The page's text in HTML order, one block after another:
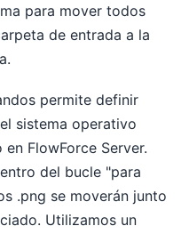
para mover todos
de entrada a la
permite definir
sistema operativo
FlowForce Server.
del bucle "para
.png se moverán junto
Utilizamos un